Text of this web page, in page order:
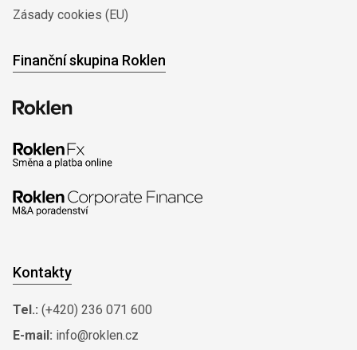
Zásady cookies (EU)
Finanční skupina Roklen
Kontakty
Tel.: (+420) 236 071 600
E-mail: info@roklen.cz